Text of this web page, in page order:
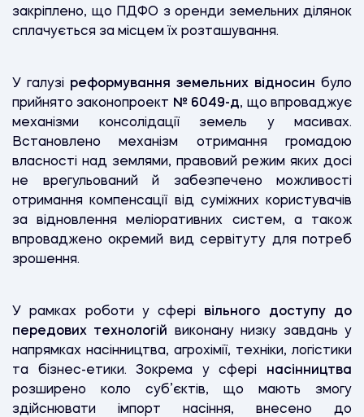
закріплено, що ПДФО з оренди земельних ділянок
сплачується за місцем їх розташування.
У галузі реформування земельних відносин було
прийнято законопроект № 6049-д, що впроваджує
механізми консолідації земель у масивах.
Встановлено механізм отримання громадою
власності над землями, правовий режим яких досі
не врегульований й забезпечено можливості
отримання компенсації від суміжних користувачів
за відновлення меліоративних систем, а також
впроваджено окремий вид сервітуту для потреб
зрошення.
У рамках роботи у сфері вільного доступу до
передових технологій виконану низку завдань у
напрямках насінництва, агрохімії, техніки, логістики
та бізнес-етики. Зокрема у сфері насінництва
розширено коло суб’єктів, що мають змогу
здійснювати імпорт насіння, внесено до